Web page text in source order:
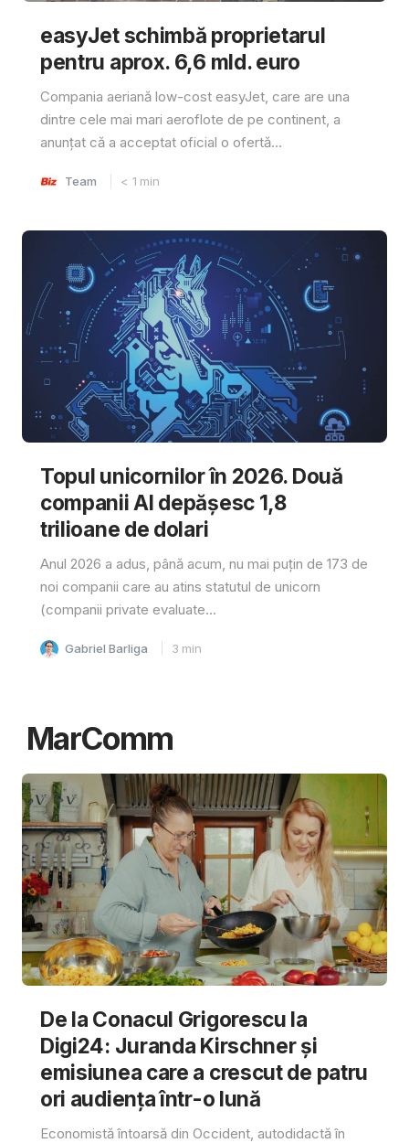
easyJet schimbă proprietarul
pentru aprox. 6,6 mld. euro
Compania aeriană low-cost easyJet, care are una
dintre cele mai mari aeroflote de pe continent, a
anunțat că a acceptat oficial o ofertă...
Team < 1 min
Topul unicornilor în 2026. Două
companii AI depășesc 1,8
trilioane de dolari
Anul 2026 a adus, până acum, nu mai puțin de 173 de
noi companii care au atins statutul de unicorn
(companii private evaluate...
Gabriel Barliga 3 min
MarComm
De la Conacul Grigorescu la
Digi24: Juranda Kirschner și
emisiunea care a crescut de patru
ori audiența într-o lună
Economistă întoarsă din Occident, autodidactă în